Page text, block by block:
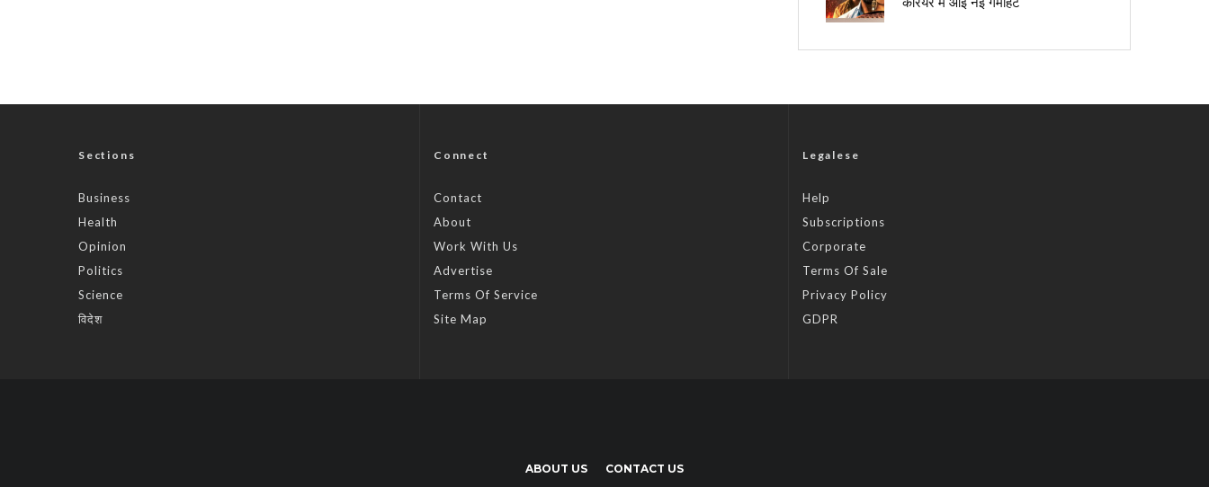
Sections
Business
Health
Opinion
Politics
Science
विदेश
Connect
Contact
About
Work With Us
Advertise
Terms Of Service
Site Map
Legalese
Help
Subscriptions
Corporate
Terms Of Sale
Privacy Policy
GDPR
ABOUT US CONTACT US